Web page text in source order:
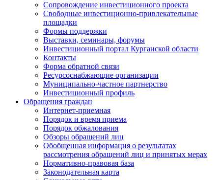
Сопровождение инвестиционного проекта
Свободные инвестиционно-привлекательные
площадки
Формы поддержки
Выставки, семинары, форумы
Инвестиционный портал Курганской области
Контакты
Форма обратной связи
Ресурсоснабжающие организации
Муниципально-частное партнерство
Инвестиционный профиль
Обращения граждан
Интернет-приемная
Порядок и время приема
Порядок обжалования
Обзоры обращений лиц
Обобщенная информация о результатах
рассмотрения обращений лиц и принятых мерах
Нормативно-правовая база
Законодательная карта